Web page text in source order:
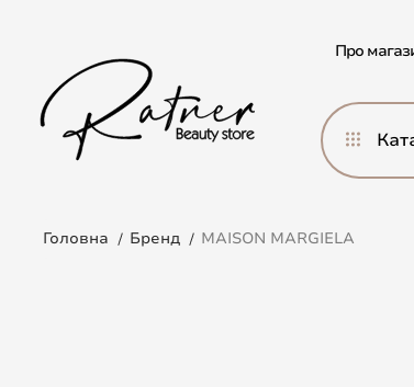
Про
Головна Бренд MAISON MARGIELA